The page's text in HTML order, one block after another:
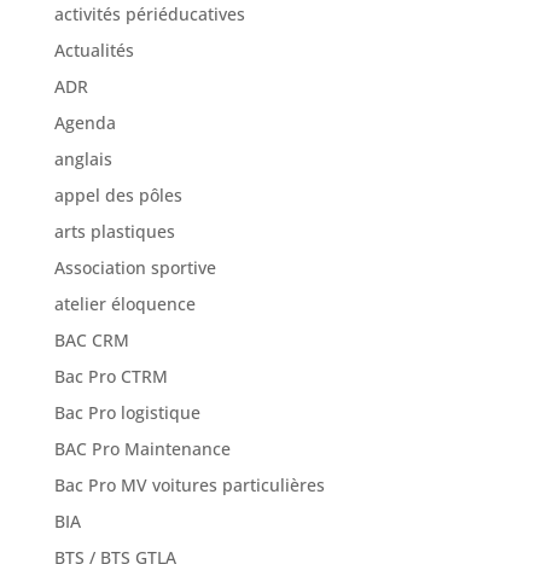
activités périéducatives
Actualités
ADR
Agenda
anglais
appel des pôles
arts plastiques
Association sportive
atelier éloquence
BAC CRM
Bac Pro CTRM
Bac Pro logistique
BAC Pro Maintenance
Bac Pro MV voitures particulières
BIA
BTS / BTS GTLA